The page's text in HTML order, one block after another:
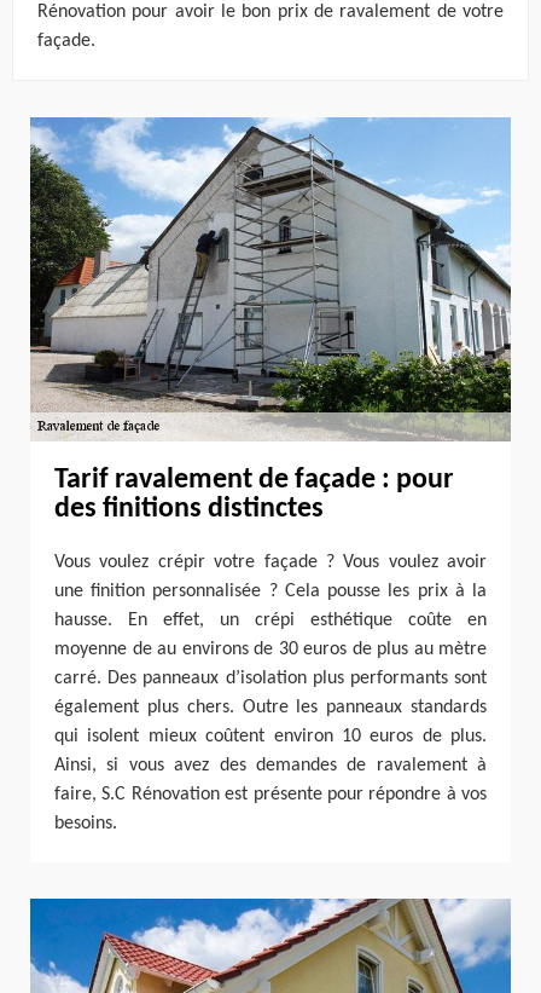
Rénovation pour avoir le bon prix de ravalement de votre
façade.
Tarif ravalement de façade : pour
des finitions distinctes
Vous voulez crépir votre façade ? Vous voulez avoir
une finition personnalisée ? Cela pousse les prix à la
hausse. En effet, un crépi esthétique coûte en
moyenne de au environs de 30 euros de plus au mètre
carré. Des panneaux d’isolation plus performants sont
également plus chers. Outre les panneaux standards
qui isolent mieux coûtent environ 10 euros de plus.
Ainsi, si vous avez des demandes de ravalement à
faire, S.C Rénovation est présente pour répondre à vos
besoins.